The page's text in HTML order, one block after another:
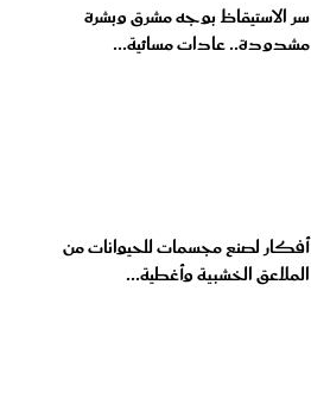
سر الاستيقاظ بوجه مشرق وبشرة
مشدودة.. عادات مسائية...
أفكار لصنع مجسمات للحيوانات من
الملاعق الخشبية وأغطية...